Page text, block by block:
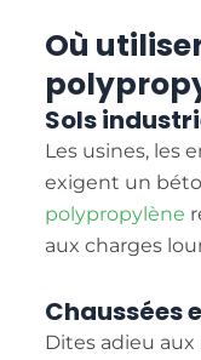
Où
Sols
Les usines, les
exigent un
polypropylène
aux charges
Chaussées
Dites adieu